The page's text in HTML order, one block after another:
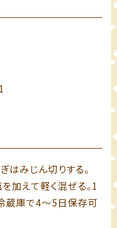
はみじん切りする。
加えて軽く混ぜる。1
蔵庫で4～5日保存可